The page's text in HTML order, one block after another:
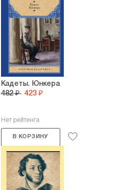
Кадеты. Юнкера
482 ₽ 423 ₽
Нет рейтинга
В КОРЗИНУ